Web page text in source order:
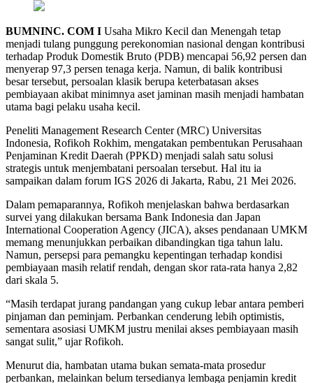
BUMNINC. COM I Usaha Mikro Kecil dan Menengah tetap
menjadi tulang punggung perekonomian nasional dengan kontribusi
terhadap Produk Domestik Bruto (PDB) mencapai 56,92 persen dan
menyerap 97,3 persen tenaga kerja. Namun, di balik kontribusi
besar tersebut, persoalan klasik berupa keterbatasan akses
pembiayaan akibat minimnya aset jaminan masih menjadi hambatan
utama bagi pelaku usaha kecil.
Peneliti Management Research Center (MRC) Universitas
Indonesia, Rofikoh Rokhim, mengatakan pembentukan Perusahaan
Penjaminan Kredit Daerah (PPKD) menjadi salah satu solusi
strategis untuk menjembatani persoalan tersebut. Hal itu ia
sampaikan dalam forum IGS 2026 di Jakarta, Rabu, 21 Mei 2026.
Dalam pemaparannya, Rofikoh menjelaskan bahwa berdasarkan
survei yang dilakukan bersama Bank Indonesia dan Japan
International Cooperation Agency (JICA), akses pendanaan UMKM
memang menunjukkan perbaikan dibandingkan tiga tahun lalu.
Namun, persepsi para pemangku kepentingan terhadap kondisi
pembiayaan masih relatif rendah, dengan skor rata-rata hanya 2,82
dari skala 5.
“Masih terdapat jurang pandangan yang cukup lebar antara pemberi
pinjaman dan peminjam. Perbankan cenderung lebih optimistis,
sementara asosiasi UMKM justru menilai akses pembiayaan masih
sangat sulit,” ujar Rofikoh.
Menurut dia, hambatan utama bukan semata-mata prosedur
perbankan, melainkan belum tersedianya lembaga penjamin kredit